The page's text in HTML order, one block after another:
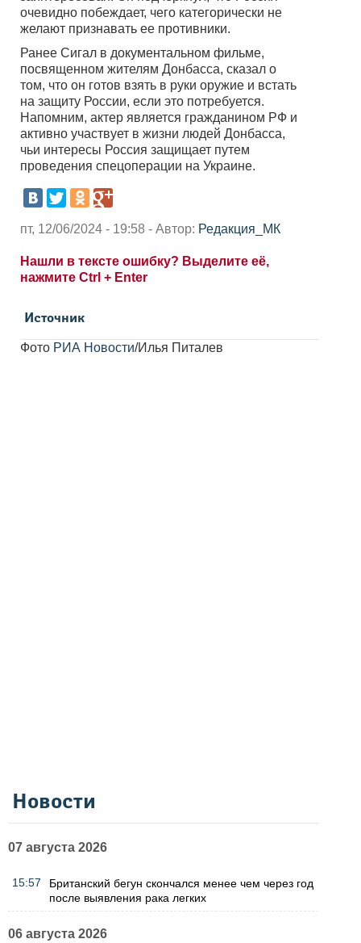
очевидно побеждает, чего категорически не
желают признавать ее противники.
Ранее Сигал в документальном фильме,
посвященном жителям Донбасса, сказал о
том, что он готов взять в руки оружие и встать
на защиту России, если это потребуется.
Напомним, актер является гражданином РФ и
активно участвует в жизни людей Донбасса,
чьи интересы Россия защищает путем
проведения спецоперации на Украине.
пт, 12/06/2024 - 19:58 - Автор: Редакция_МК
Нашли в тексте ошибку? Выделите её,
нажмите Ctrl + Enter
Источник
Фото РИА Новости/Илья Питалев
Новости
07 августа 2026
15:57
Британский бегун скончался менее чем через год
после выявления рака легких
06 августа 2026